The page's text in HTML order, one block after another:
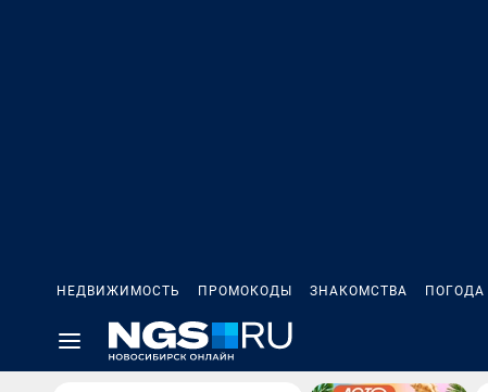
НЕДВИЖИМОСТЬ ПРОМОКОДЫ ЗНАКОМСТВА ПОГОДА